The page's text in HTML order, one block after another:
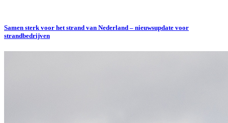
Samen sterk voor het strand van Nederland – nieuwsupdate voor
strandbedrijven